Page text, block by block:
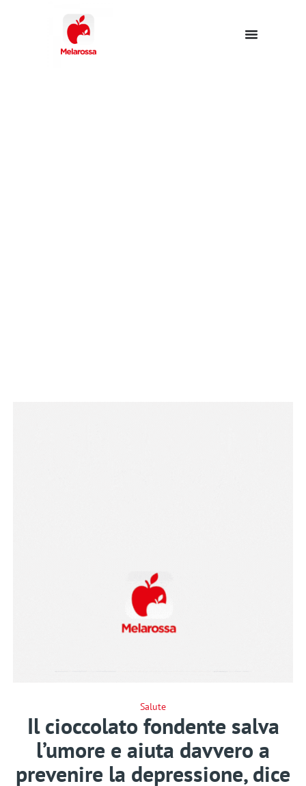
Salute
Il cioccolato fondente salva
l’umore e aiuta davvero a
prevenire la depressione, dice